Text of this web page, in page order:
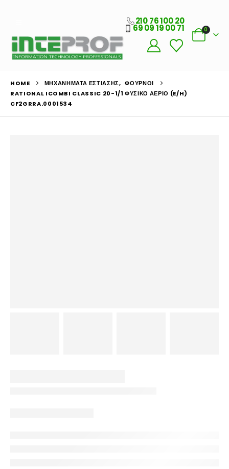
210 76 100 20
69 09 19 00 71 0
HOME ΜΗΧΑΝΉΜΑΤΑ ΕΣΤΊΑΣΗΣ, ΦΟΎΡΝΟΙ
RATIONAL ICOMBI CLASSIC 20-1/1 ΦΥΣΙΚΌ ΑΈΡΙΟ (E/H)
CF2GRRA.0001534